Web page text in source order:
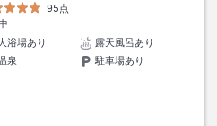
95点
浴場あり
露天風呂あり
泉
駐車場あり